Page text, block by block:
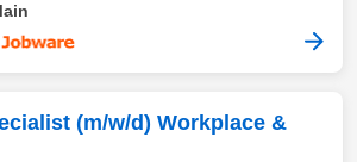
(m/w/d) Workplace &